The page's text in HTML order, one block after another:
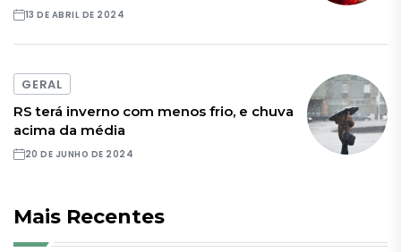
13 DE ABRIL DE 2024
GERAL
RS terá inverno com menos frio, e chuva
acima da média
20 DE JUNHO DE 2024
Mais Recentes